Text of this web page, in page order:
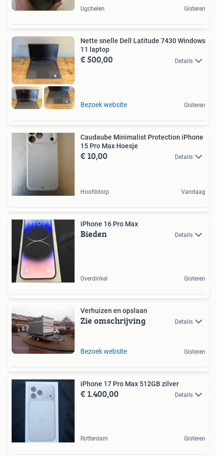
Ugchelen Gisteren
Nette snelle Dell Latitude 7430 Windows
11 laptop
€ 500,00 Details
Bezoek website Gisteren
Caudaube Minimalist Protection iPhone
15 Pro Max Hoesje
€ 10,00 Details
Hoofddorp Vandaag
iPhone 16 Pro Max
Bieden Details
Overdinkel Gisteren
Verhuizen en opslaan
Zie omschrijving Details
Bezoek website Gisteren
iPhone 17 Pro Max 512GB zilver
€ 1.400,00 Details
Rotterdam Gisteren